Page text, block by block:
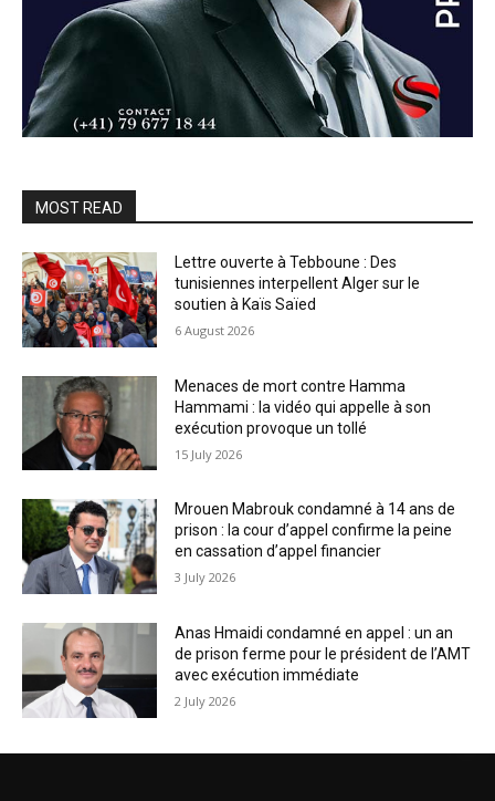
MOST READ
Lettre ouverte à Tebboune : Des
tunisiennes interpellent Alger sur le
soutien à Kaïs Saïed
6 August 2026
Menaces de mort contre Hamma
Hammami : la vidéo qui appelle à son
exécution provoque un tollé
15 July 2026
Mrouen Mabrouk condamné à 14 ans de
prison : la cour d’appel confirme la peine
en cassation d’appel financier
3 July 2026
Anas Hmaidi condamné en appel : un an
de prison ferme pour le président de l’AMT
avec exécution immédiate
2 July 2026